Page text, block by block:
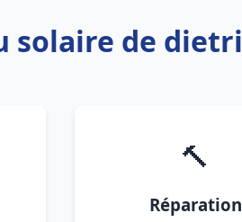
solaire de
🔨
Réparation